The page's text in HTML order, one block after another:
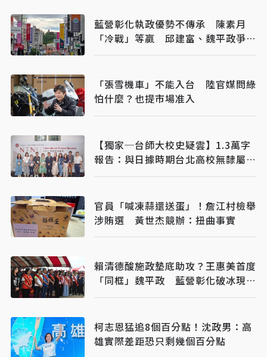
藍營彰化執政優勢不傳承 陳素月
「冷戰」等贏 邱建富、魏平政爭棄
保突圍
「張雪機車」不能入台 陸官媒問綠
怕什麼？也提市場准入
【獨家─台師大校史疑雲】1.3萬字
報告：與日據時期台北高校無隸屬關
係
官員「喊凍蒜還送蛋」！詹江村檢舉
涉賄選 黃世杰競辦：扭曲事實
賴清德酸施政墊底助攻？王惠美首度
「同框」魏平政 藍營彰化破冰現曙
光
柯志恩猛追8個百分點！沈政男：高
雄實際差距恐只剩幾個百分點